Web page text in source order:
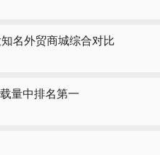
名外贸商城综合对比
量中排名第一